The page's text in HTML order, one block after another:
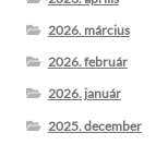
2026. március
2026. február
2026. január
2025. december